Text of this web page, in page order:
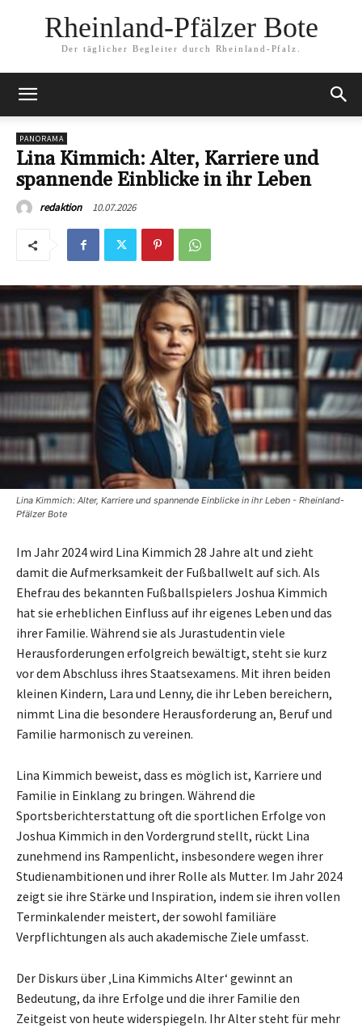
Rheinland-Pfälzer Bote
Der täglicher Begleiter durch Rheinland-Pfalz.
PANORAMA
Lina Kimmich: Alter, Karriere und
spannende Einblicke in ihr Leben
redaktion 10.07.2026
Lina Kimmich: Alter, Karriere und spannende Einblicke in ihr Leben - Rheinland-
Pfälzer Bote
Im Jahr 2024 wird Lina Kimmich 28 Jahre alt und zieht
damit die Aufmerksamkeit der Fußballwelt auf sich. Als
Ehefrau des bekannten Fußballspielers Joshua Kimmich
hat sie erheblichen Einfluss auf ihr eigenes Leben und das
ihrer Familie. Während sie als Jurastudentin viele
Herausforderungen erfolgreich bewältigt, steht sie kurz
vor dem Abschluss ihres Staatsexamens. Mit ihren beiden
kleinen Kindern, Lara und Lenny, die ihr Leben bereichern,
nimmt Lina die besondere Herausforderung an, Beruf und
Familie harmonisch zu vereinen.
Lina Kimmich beweist, dass es möglich ist, Karriere und
Familie in Einklang zu bringen. Während die
Sportsberichterstattung oft die sportlichen Erfolge von
Joshua Kimmich in den Vordergrund stellt, rückt Lina
zunehmend ins Rampenlicht, insbesondere wegen ihrer
Studienambitionen und ihrer Rolle als Mutter. Im Jahr 2024
zeigt sie ihre Stärke und Inspiration, indem sie ihren vollen
Terminkalender meistert, der sowohl familiäre
Verpflichtungen als auch akademische Ziele umfasst.
Der Diskurs über ‚Lina Kimmichs Alter‘ gewinnt an
Bedeutung, da ihre Erfolge und die ihrer Familie den
Zeitgeist von heute widerspiegeln. Ihr Alter steht für mehr